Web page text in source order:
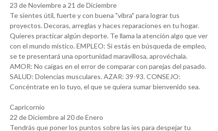
23 de Noviembre a 21 de Diciembre
Te sientes útil, fuerte y con buena "vibra" para lograr tus
proyectos. Decoras, arreglas y haces reparaciones en tu hogar.
Quieres practicar algún deporte. Te llama la atención algo que ver
con el mundo místico. EMPLEO: Si estás en búsqueda de empleo,
se te presentará una oportunidad maravillosa, aprovéchala.
AMOR: No caigas en el error de comparar con parejas del pasado.
SALUD: Dolencias musculares. AZAR: 39-93. CONSEJO:
Concéntrate en lo tuyo, el que se quiera sumar bienvenido sea.
Capricornio
22 de Diciembre al 20 de Enero
Tendrás que poner los puntos sobre las íes para despejar tu